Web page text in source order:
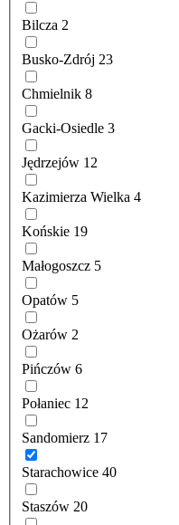
Bilcza 2
Busko-Zdrój 23
Chmielnik 8
Gacki-Osiedle 3
Jędrzejów 12
Kazimierza Wielka 4
Końskie 19
Małogoszcz 5
Opatów 5
Ożarów 2
Pińczów 6
Połaniec 12
Sandomierz 17
Starachowice 40
Staszów 20